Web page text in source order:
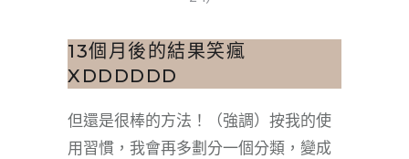
13個月後的結果笑瘋
XDDDDDD
但還是很棒的方法！（強調）按我的使
用習慣，我會再多劃分一個分類，變成